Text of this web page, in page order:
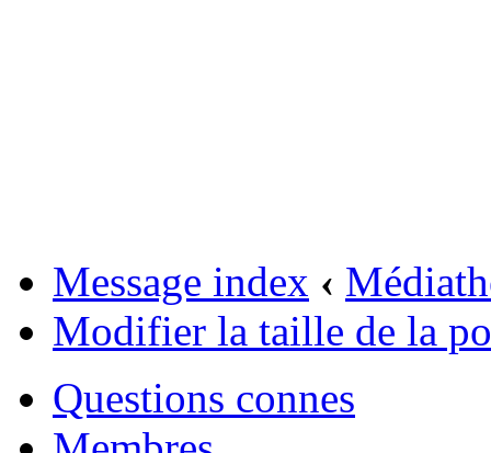
Message index ‹
Modifier la taille de la
Questions connes